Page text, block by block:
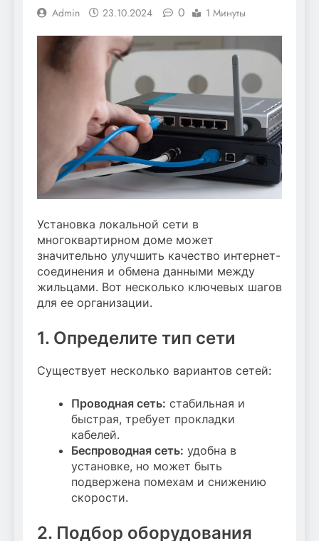
Admin 23.10.2024 0 1 Минуты
Установка локальной сети в
многоквартирном доме может
значительно улучшить качество интернет-
соединения и обмена данными между
жильцами. Вот несколько ключевых шагов
для ее организации.
1. Определите тип сети
Существует несколько вариантов сетей:
Проводная сеть: стабильная и
быстрая, требует прокладки
кабелей.
Беспроводная сеть: удобна в
установке, но может быть
подвержена помехам и снижению
скорости.
2. Подбор оборудования